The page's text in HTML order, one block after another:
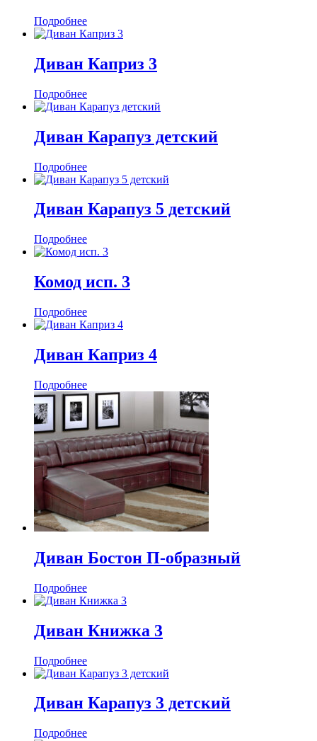
Подробнее
Диван Каприз 3
Подробнее
Диван Карапуз детский
Подробнее
Диван Карапуз 5 детский
Подробнее
Комод исп. 3
Подробнее
Диван Каприз 4
Подробнее
Диван Бостон П-образный
Подробнее
Диван Книжка 3
Подробнее
Диван Карапуз 3 детский
Подробнее